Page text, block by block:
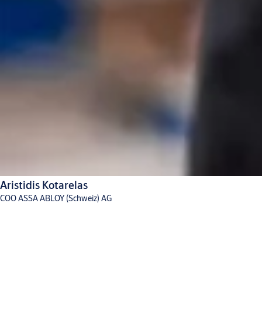
Aristidis Kotarelas
COO ASSA ABLOY (Schweiz) AG